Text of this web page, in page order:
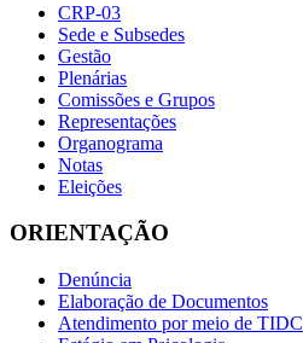
CRP-03
Sede e Subsedes
Gestão
Plenárias
Comissões e Grupos
Representações
Organograma
Notas
Eleições
ORIENTAÇÃO
Denúncia
Elaboração de Documentos
Atendimento por meio de TIDC